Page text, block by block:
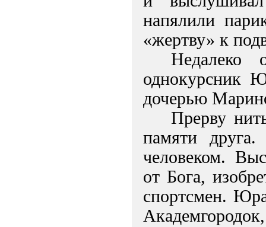
напялили
«жертву» к
однокурсник
дочерью
Прерву
памяти
человеком.
от Бога,
спортсмен.